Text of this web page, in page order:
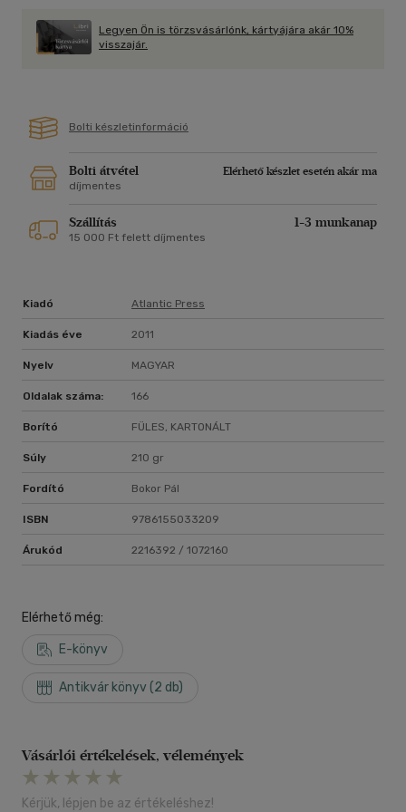
különlegesebb egy átlagos közrendi lánynál, aki kivárta a
szerencséjét...
Legyen Ön is törzsvásárlónk, kártyájára akár 10%
visszajár.
Bolti készletinformáció
Bolti átvétel
Elérhető készlet esetén akár ma
díjmentes
Szállítás 1-3 munkanap
15 000 Ft felett díjmentes
Kiadó Atlantic Press
Kiadás éve 2011
Nyelv MAGYAR
Oldalak száma: 166
Borító FÜLES, KARTONÁLT
Súly 210 gr
Fordító Bokor Pál
ISBN 9786155033209
Árukód 2216392 / 1072160
Elérhető még:
E-könyv
Antikvár könyv (2 db)
Vásárlói értékelések, vélemények
Kérjük, lépjen be az értékeléshez!